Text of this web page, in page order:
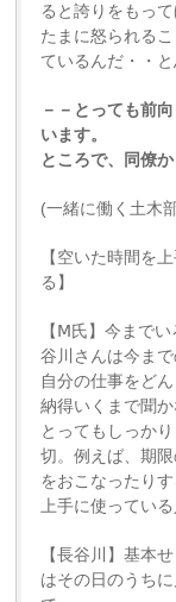
ると誇りをもっ
たまに怒られる
ているんだ・・
－－とっても前
います。
ところで、同僚
(一緒に働く土木
【空いた時間を
る】
【Ⅿ氏】今まで
谷川さんは今まで
自分の仕事をど
納得いくまで聞
とってもしっか
切。例えば、期
をおこなったり
上手に使ってい
【長谷川】基本
はその日のうち